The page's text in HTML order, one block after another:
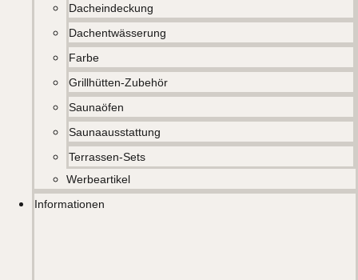
Dacheindeckung
Dachentwässerung
Farbe
Grillhütten-Zubehör
Saunaöfen
Saunaausstattung
Terrassen-Sets
Werbeartikel
Informationen